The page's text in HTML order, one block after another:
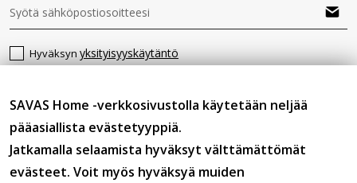
Hyväksyn yksityisyyskäytäntö
SAVAS Home -verkkosivustolla käytetään neljää
pääasiallista evästetyyppiä.
Jatkamalla selaamista hyväksyt välttämättömät
evästeet. Voit myös hyväksyä muiden